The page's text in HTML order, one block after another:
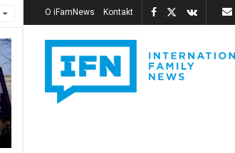
O iFamNews Kontakt